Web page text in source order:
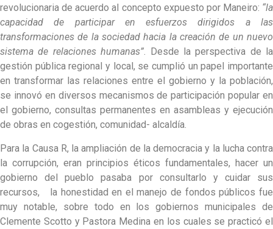
revolucionaria de acuerdo al concepto expuesto por Maneiro: “la
capacidad de participar en esfuerzos dirigidos a las
transformaciones de la sociedad hacia la creación de un nuevo
sistema de relaciones humanas”. Desde la perspectiva de la
gestión pública regional y local, se cumplió un papel importante
en transformar las relaciones entre el gobierno y la población,
se innovó en diversos mecanismos de participación popular en
el gobierno, consultas permanentes en asambleas y ejecución
de obras en cogestión, comunidad- alcaldía.
Para la Causa R, la ampliación de la democracia y la lucha contra
la corrupción, eran principios éticos fundamentales, hacer un
gobierno del pueblo pasaba por consultarlo y cuidar sus
recursos, la honestidad en el manejo de fondos públicos fue
muy notable, sobre todo en los gobiernos municipales de
Clemente Scotto y Pastora Medina en los cuales se practicó el